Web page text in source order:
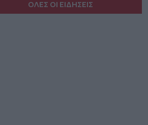
ΟΛΕΣ ΟΙ ΕΙΔΗΣΕΙΣ